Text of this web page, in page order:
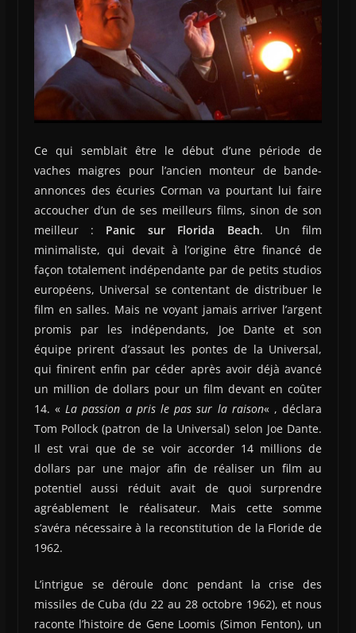
Ce qui semblait être le début d’une période de
vaches maigres pour l’ancien monteur de bande-
annonces des écuries Corman va pourtant lui faire
accoucher d’un de ses meilleurs films, sinon de son
meilleur : Panic sur Florida Beach. Un film
minimaliste, qui devait à l’origine être financé de
façon totalement indépendante par de petits studios
européens, Universal se contentant de distribuer le
film en salles. Mais ne voyant jamais arriver l’argent
promis par les indépendants, Joe Dante et son
équipe prirent d’assaut les pontes de la Universal,
qui finirent enfin par céder après avoir déjà avancé
un million de dollars pour un film devant en coûter
14. «La passion a pris le pas sur la raison« , déclara
Tom Pollock (patron de la Universal) selon Joe Dante.
Il est vrai que de se voir accorder 14 millions de
dollars par une major afin de réaliser un film au
potentiel aussi réduit avait de quoi surprendre
agréablement le réalisateur. Mais cette somme
s’avéra nécessaire à la reconstitution de la Floride de
1962.
L’intrigue se déroule donc pendant la crise des
missiles de Cuba (du 22 au 28 octobre 1962), et nous
raconte l’histoire de Gene Loomis (Simon Fenton), un